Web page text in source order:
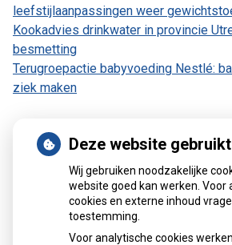
leefstijlaanpassingen weer
Kookadvies drinkwater in provincie
besmetting
Terugroepactie babyvoeding Nestlé:
ziek maken
Patiëntenomgeving
Deze website
Wij gebruiken noodzakelijke
website goed kan werken. Voor
cookies en externe inhoud
toestemming.
Voor analytische cookies